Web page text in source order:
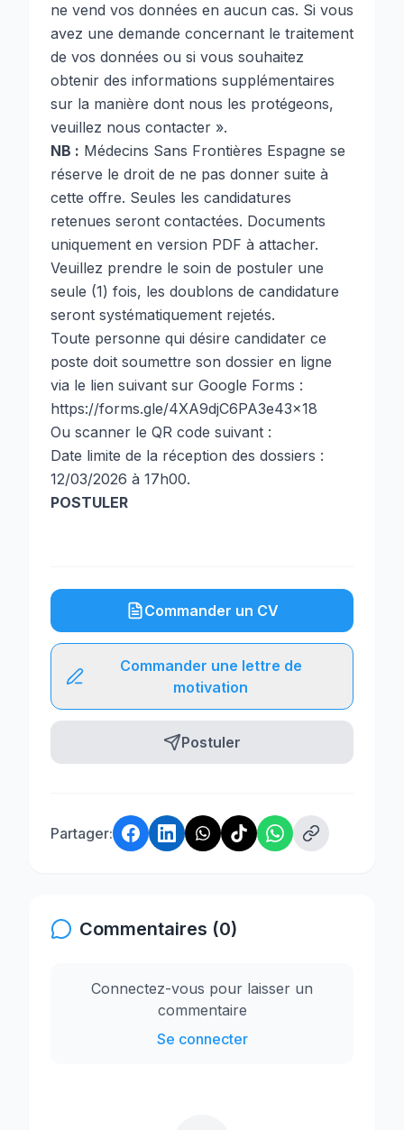
ne vend vos données en aucun cas. Si vous
avez une demande concernant le traitement
de vos données ou si vous souhaitez
obtenir des informations supplémentaires
sur la manière dont nous les protégeons,
veuillez nous contacter ».
NB : Médecins Sans Frontières Espagne se
réserve le droit de ne pas donner suite à
cette offre. Seules les candidatures
retenues seront contactées. Documents
uniquement en version PDF à attacher.
Veuillez prendre le soin de postuler une
seule (1) fois, les doublons de candidature
seront systématiquement rejetés.
Toute personne qui désire candidater ce
poste doit soumettre son dossier en ligne
via le lien suivant sur Google Forms :
https://forms.gle/4XA9djC6PA3e43x18
Ou scanner le QR code suivant :
Date limite de la réception des dossiers :
12/03/2026 à 17h00.
POSTULER
Commander un CV
Commander une lettre de
motivation
Postuler
Partager:
Commentaires (0)
Connectez-vous pour laisser un
commentaire
Se connecter